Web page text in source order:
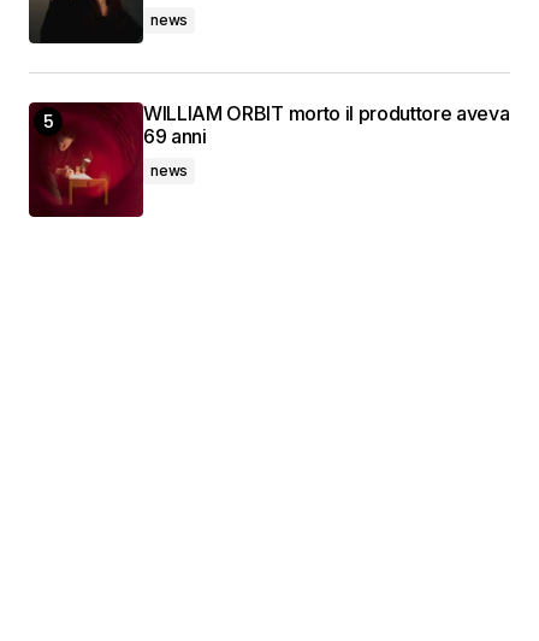
news
WILLIAM ORBIT morto il produttore aveva
69 anni
news